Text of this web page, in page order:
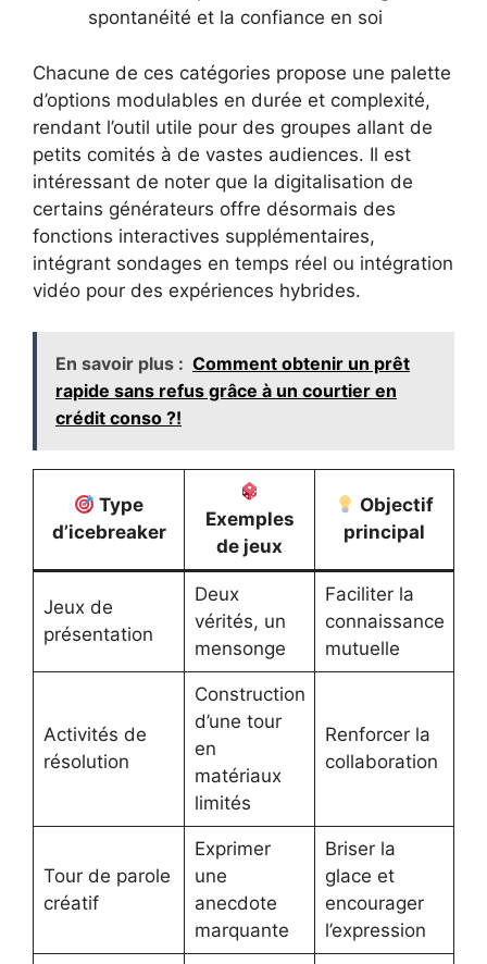
spontanéité et la confiance en soi
Chacune de ces catégories propose une palette
d’options modulables en durée et complexité,
rendant l’outil utile pour des groupes allant de
petits comités à de vastes audiences. Il est
intéressant de noter que la digitalisation de
certains générateurs offre désormais des
fonctions interactives supplémentaires,
intégrant sondages en temps réel ou intégration
vidéo pour des expériences hybrides.
En savoir plus : Comment obtenir un prêt
rapide sans refus grâce à un courtier en
crédit conso ?!
Type
d’icebreaker
Exemples
de jeux
Objectif
principal
Jeux de
présentation
Deux
vérités, un
mensonge
Faciliter la
connaissance
mutuelle
Activités de
résolution
Construction
d’une tour
en
matériaux
limités
Renforcer la
collaboration
Tour de parole
créatif
Exprimer
une
anecdote
marquante
Briser la
glace et
encourager
l’expression